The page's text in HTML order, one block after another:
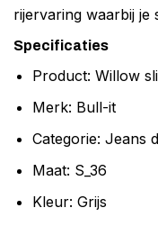
rijervaring waarbij je
Specificaties
Product: Willow
Merk: Bull-it
Categorie: Jeans
Maat: S_36
Kleur: Grijs